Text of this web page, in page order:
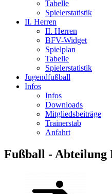
Tabelle
Spielerstatistik
II. Herren
II. Herren
BFV-Widget
Spielplan
Tabelle
Spielerstatistik
Jugendfußball
Infos
Infos
Downloads
Mitgliedsbeiträge
Trainerstab
Anfahrt
Fußball - Abteilung